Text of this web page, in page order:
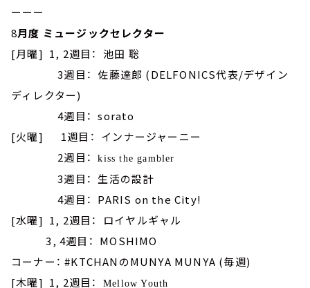
ーーー
8月度 ミュージックセレクター
[月曜] 1, 2週目： 池田 聡
3週目： 佐藤達郎 (DELFONICS代表/デザイン
ディレクター)
4週目： sorato
[火曜] 1週目： インナージャーニー
2週目：kiss the gambler
3週目： 生活の設計
4週目： PARIS on the City!
[水曜] 1, 2週目： ロイヤルギャル
3, 4週目： MOSHIMO
コーナー： #KTCHANのMUNYA MUNYA (毎週)
[木曜] 1, 2週目：
Mellow Youth